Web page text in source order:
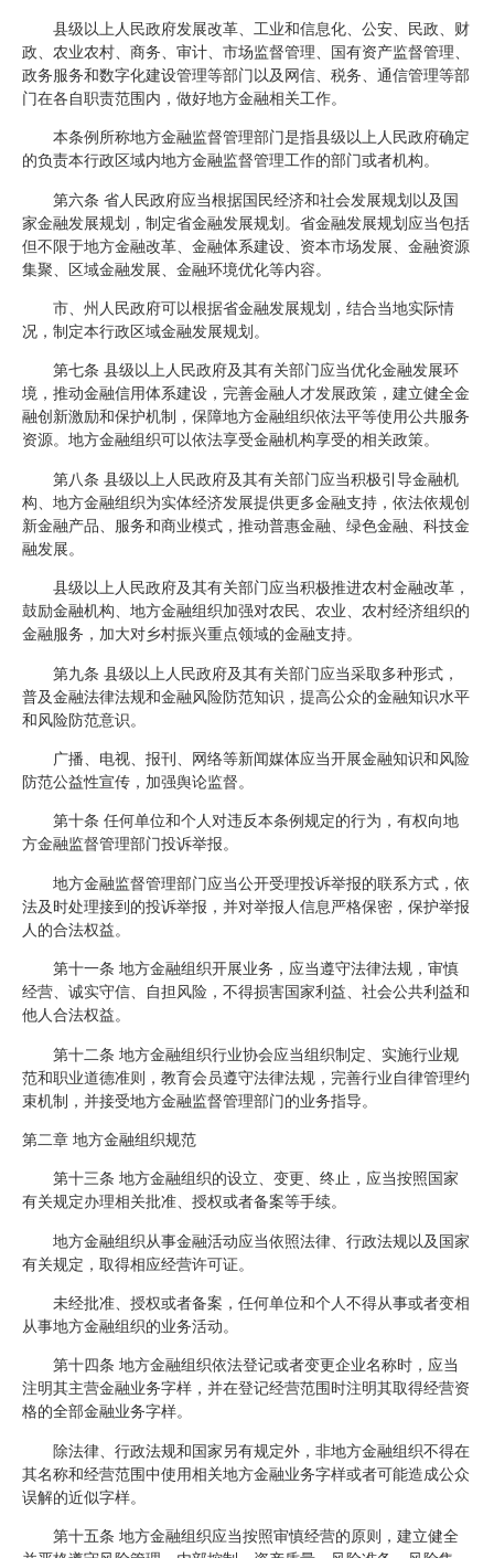
县级以上人民政府发展改革、工业和信息化、公安、民政、财
政、农业农村、商务、审计、市场监督管理、国有资产监督管理、
政务服务和数字化建设管理等部门以及网信、税务、通信管理等部
门在各自职责范围内，做好地方金融相关工作。
本条例所称地方金融监督管理部门是指县级以上人民政府确定
的负责本行政区域内地方金融监督管理工作的部门或者机构。
第六条 省人民政府应当根据国民经济和社会发展规划以及国
家金融发展规划，制定省金融发展规划。省金融发展规划应当包括
但不限于地方金融改革、金融体系建设、资本市场发展、金融资源
集聚、区域金融发展、金融环境优化等内容。
市、州人民政府可以根据省金融发展规划，结合当地实际情
况，制定本行政区域金融发展规划。
第七条 县级以上人民政府及其有关部门应当优化金融发展环
境，推动金融信用体系建设，完善金融人才发展政策，建立健全金
融创新激励和保护机制，保障地方金融组织依法平等使用公共服务
资源。地方金融组织可以依法享受金融机构享受的相关政策。
第八条 县级以上人民政府及其有关部门应当积极引导金融机
构、地方金融组织为实体经济发展提供更多金融支持，依法依规创
新金融产品、服务和商业模式，推动普惠金融、绿色金融、科技金
融发展。
县级以上人民政府及其有关部门应当积极推进农村金融改革，
鼓励金融机构、地方金融组织加强对农民、农业、农村经济组织的
金融服务，加大对乡村振兴重点领域的金融支持。
第九条 县级以上人民政府及其有关部门应当采取多种形式，
普及金融法律法规和金融风险防范知识，提高公众的金融知识水平
和风险防范意识。
广播、电视、报刊、网络等新闻媒体应当开展金融知识和风险
防范公益性宣传，加强舆论监督。
第十条 任何单位和个人对违反本条例规定的行为，有权向地
方金融监督管理部门投诉举报。
地方金融监督管理部门应当公开受理投诉举报的联系方式，依
法及时处理接到的投诉举报，并对举报人信息严格保密，保护举报
人的合法权益。
第十一条 地方金融组织开展业务，应当遵守法律法规，审慎
经营、诚实守信、自担风险，不得损害国家利益、社会公共利益和
他人合法权益。
第十二条 地方金融组织行业协会应当组织制定、实施行业规
范和职业道德准则，教育会员遵守法律法规，完善行业自律管理约
束机制，并接受地方金融监督管理部门的业务指导。
第二章 地方金融组织规范
第十三条 地方金融组织的设立、变更、终止，应当按照国家
有关规定办理相关批准、授权或者备案等手续。
地方金融组织从事金融活动应当依照法律、行政法规以及国家
有关规定，取得相应经营许可证。
未经批准、授权或者备案，任何单位和个人不得从事或者变相
从事地方金融组织的业务活动。
第十四条 地方金融组织依法登记或者变更企业名称时，应当
注明其主营金融业务字样，并在登记经营范围时注明其取得经营资
格的全部金融业务字样。
除法律、行政法规和国家另有规定外，非地方金融组织不得在
其名称和经营范围中使用相关地方金融业务字样或者可能造成公众
误解的近似字样。
第十五条 地方金融组织应当按照审慎经营的原则，建立健全